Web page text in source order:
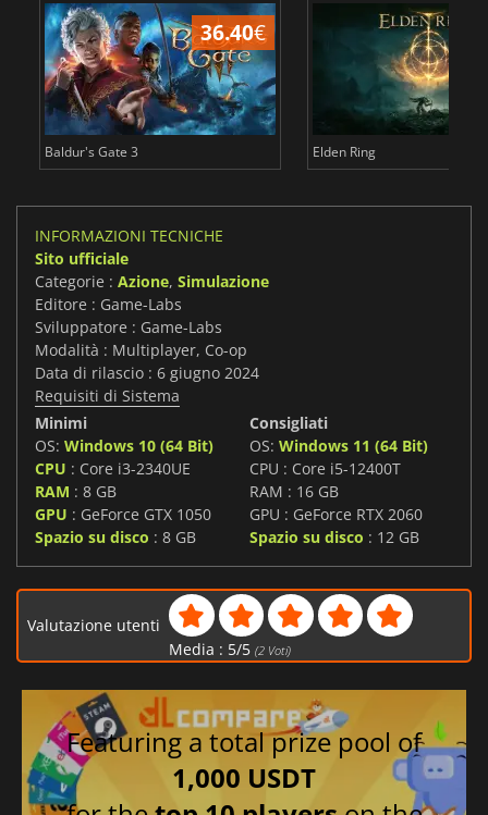
36.40€
Baldur's Gate 3 Elden Ring
INFORMAZIONI TECNICHE
Sito ufficiale
Categorie : Azione, Simulazione
Editore : Game-Labs
Sviluppatore : Game-Labs
Modalità : Multiplayer, Co-op
Data di rilascio : 6 giugno 2024
Requisiti di Sistema
Minimi
OS: Windows 10 (64 Bit)
CPU : Core i3-2340UE
RAM : 8 GB
GPU : GeForce GTX 1050
Spazio su disco : 8 GB
Consigliati
OS: Windows 11 (64 Bit)
CPU : Core i5-12400T
RAM : 16 GB
GPU : GeForce RTX 2060
Spazio su disco : 12 GB
Valutazione utenti
Media : 5/5 (2Voti)
Featuring a total prize pool of
1,000 USDT